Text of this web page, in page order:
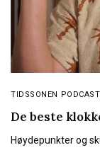
TIDSSONEN PODCAST
De beste
Høydepunkter og